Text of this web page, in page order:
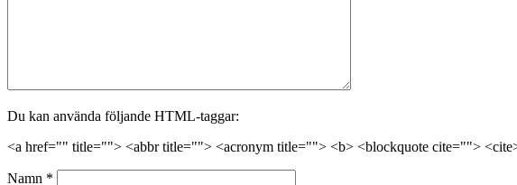
Du kan använda följande HTML-taggar:
<a href="" title=""> <abbr title=""> <acronym title=""> <b> <blockquote cite="">
Namn *